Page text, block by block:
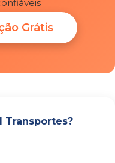
Grátis
Transportes?